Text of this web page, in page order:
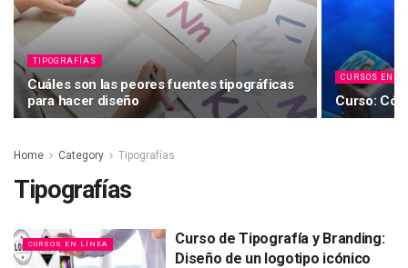
TIPOGRAFÍAS
Cuáles son las peores fuentes tipográficas
para hacer diseño
CURSOS EN
Curso:
Home Category Tipografías
Tipografías
CURSOS EN LÍNEA
Curso de Tipografía y Branding:
Diseño de un logotipo icónico